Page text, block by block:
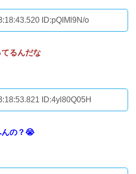
ID:pQIMl9N/o
るんだな
ID:4yl80Q05H
んの？😭